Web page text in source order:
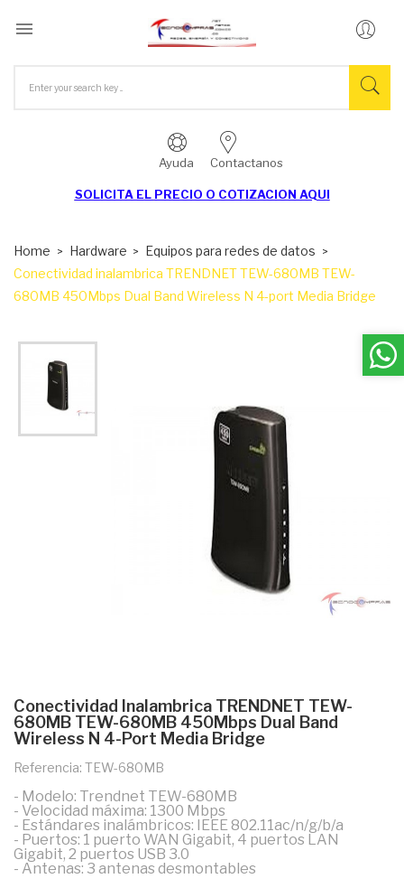

Ayuda Contactanos
SOLICITA EL PRECIO O COTIZACION AQUI
Home Hardware
Equipos para redes de datos
Conectividad inalambrica TRENDNET TEW-680MB TEW-
680MB 450Mbps Dual Band Wireless N 4-port Media Bridge
Conectividad Inalambrica TRENDNET TEW-
680MB TEW-680MB 450Mbps Dual Band
Wireless N 4-Port Media Bridge
Referencia: TEW-680MB
- Modelo: Trendnet TEW-680MB
- Velocidad máxima: 1300 Mbps
- Estándares inalámbricos: IEEE 802.11ac/n/g/b/a
- Puertos: 1 puerto WAN Gigabit, 4 puertos LAN
Gigabit, 2 puertos USB 3.0
- Antenas: 3 antenas desmontables